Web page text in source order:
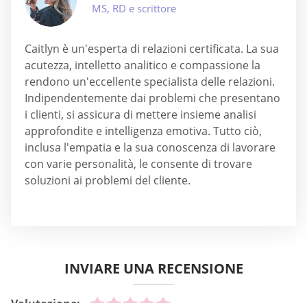
MS, RD e scrittore
Caitlyn è un'esperta di relazioni certificata. La sua
acutezza, intelletto analitico e compassione la
rendono un'eccellente specialista delle relazioni.
Indipendentemente dai problemi che presentano
i clienti, si assicura di mettere insieme analisi
approfondite e intelligenza emotiva. Tutto ciò,
inclusa l'empatia e la sua conoscenza di lavorare
con varie personalità, le consente di trovare
soluzioni ai problemi del cliente.
INVIARE UNA RECENSIONE